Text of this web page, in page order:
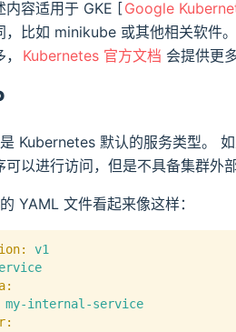
内容适用于 GKE [Google
，比如 minikube 或其他相关软件
Kubernetes 官方文档 会提供更
Kubernetes 默认的服务类型。
以进行访问，但是不具备集群外
YAML 文件看起来像这样：
v1
my-internal-service